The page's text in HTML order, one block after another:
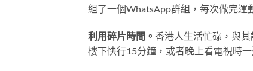
組了一個WhatsApp群組，每次做完運
利用碎片時間。 香港人生活忙碌，與
樓下快行15分鐘，或者晚上看電視時